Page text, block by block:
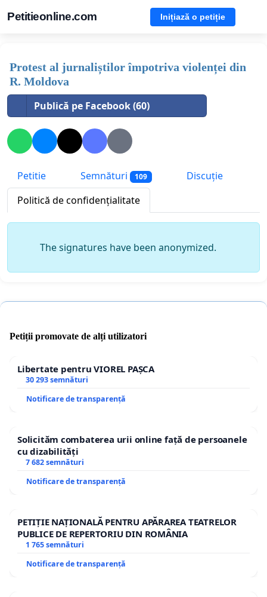
Petitieonline.com Inițiază o petiție
Protest al jurnaliștilor împotriva violenței din
R. Moldova
Publică pe Facebook (60)
Petitie Semnături 109
Discuție
Politică de confidențialitate
The signatures have been anonymized.
Petiții promovate de alți utilizatori
Libertate pentru VIOREL PAȘCA
30 293 semnături
Notificare de transparență
Solicităm combaterea urii online față de persoanele
cu dizabilități
7 682 semnături
Notificare de transparență
PETIȚIE NAȚIONALĂ PENTRU APĂRAREA TEATRELOR
PUBLICE DE REPERTORIU DIN ROMÂNIA
1 765 semnături
Notificare de transparență